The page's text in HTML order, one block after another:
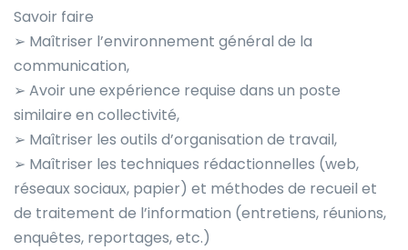
Savoir faire
➢ Maîtriser l’environnement général de la
communication,
➢ Avoir une expérience requise dans un poste
similaire en collectivité,
➢ Maîtriser les outils d’organisation de travail,
➢ Maîtriser les techniques rédactionnelles (web,
réseaux sociaux, papier) et méthodes de recueil et
de traitement de l’information (entretiens, réunions,
enquêtes, reportages, etc.)